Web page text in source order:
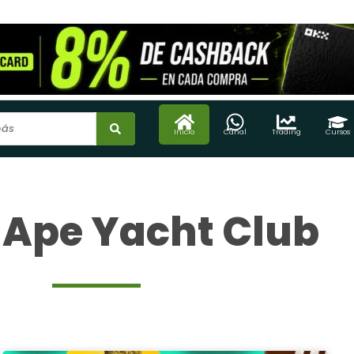
Inicio Canal Trading Cursos
Yacht Club